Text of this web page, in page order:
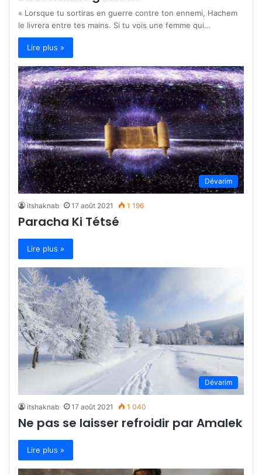
« Lorsque tu sortiras en guerre contre ton ennemi, Hachem
le livrera entre tes mains. Si tu vois une femme qui…
Lire plus »
Dévarim
itshaknab 17 août 2021 1 196
Paracha Ki Tétsé
Lire plus »
Dévarim
itshaknab 17 août 2021 1 040
Ne pas se laisser refroidir par Amalek
Lire plus »